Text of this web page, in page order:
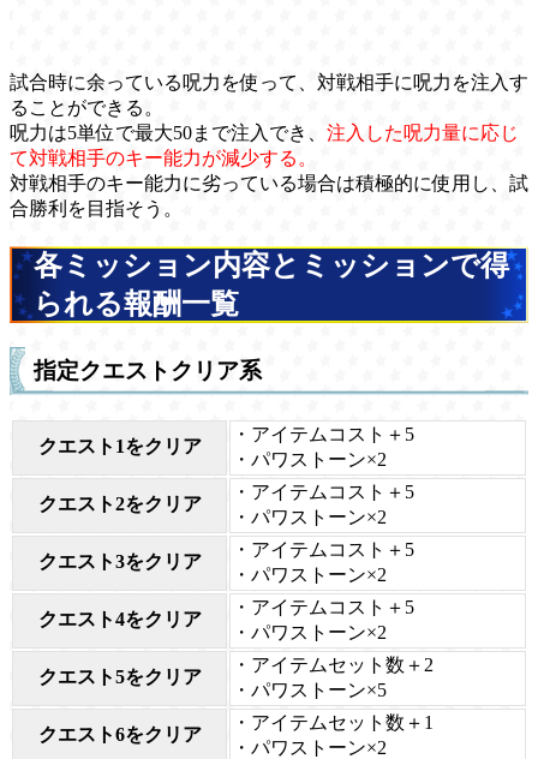
試合時に余っている呪力を使って、対戦相手に呪力を注入す
ることができる。
呪力は5単位で最大50まで注入でき、 注入した呪力量に応じ
て対戦相手のキー能力が減少する。
対戦相手のキー能力に劣っている場合は積極的に使用し、試
合勝利を目指そう。
各ミッション内容とミッションで得
られる報酬一覧
指定クエストクリア系
クエスト1をクリア
・アイテムコスト＋5
・パワストーン×2
クエスト2をクリア
・アイテムコスト＋5
・パワストーン×2
クエスト3をクリア
・アイテムコスト＋5
・パワストーン×2
クエスト4をクリア
・アイテムコスト＋5
・パワストーン×2
クエスト5をクリア
・アイテムセット数＋2
・パワストーン×5
クエスト6をクリア
・アイテムセット数＋1
・パワストーン×2